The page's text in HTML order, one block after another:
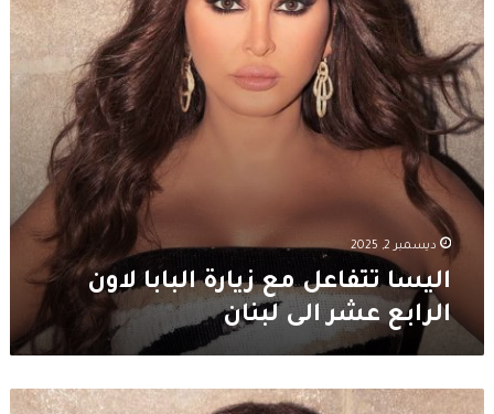
الرابع
عشر
الى
لبنان
ديسمبر 2, 2025
اليسا تتفاعل مع زيارة البابا لاون
الرابع عشر الى لبنان
إليسا